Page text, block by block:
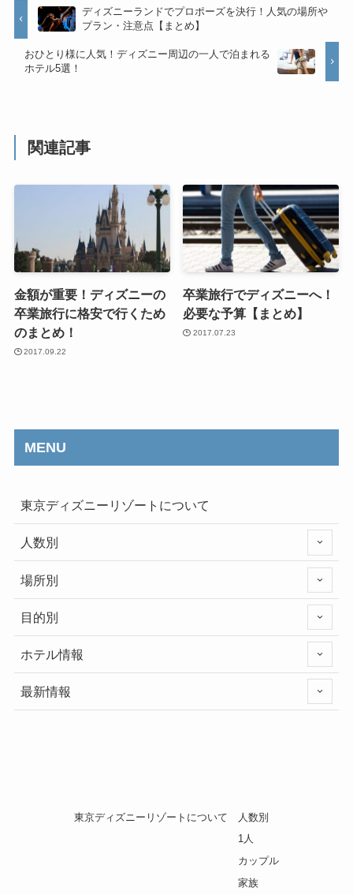
ディズニーランドでプロポーズを決行！人気の場所や
プラン・注意点【まとめ】
おひとり様に人気！ディズニー周辺の一人で泊まれる
ホテル5選！
関連記事
金額が重要！ディズニーの
卒業旅行に格安で行くため
のまとめ！
2017.09.22
卒業旅行でディズニーへ！
必要な予算【まとめ】
2017.07.23
MENU
東京ディズニーリゾートについて
人数別
場所別
目的別
ホテル情報
最新情報
東京ディズニーリゾートについて
人数別
1人
カップル
家族